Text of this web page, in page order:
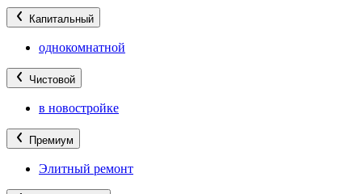
Капитальный
однокомнатной
Чистовой
в новостройке
Премиум
Элитный ремонт